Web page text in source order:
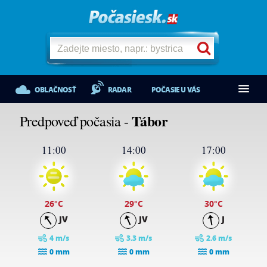
OBLAČNOSŤ RADAR POČASIE U VÁS
Predpoveď počasia -Tábor
11:00
26°C
JV
4 m/s
0 mm
14:00
29°C
JV
3.3 m/s
0 mm
17:00
30°C
J
2.6 m/s
0 mm